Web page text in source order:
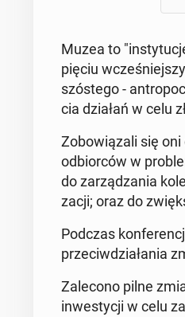
Muzea to
pięciu
szó­ste­go -
cia działań w celu
Zo­bo­wią­za­li się
od­bior­ców w
do za­rzą­dza­nia
za­cji; oraz do
Podczas
prze­ciw­dzia­ła­nia
Za­le­co­no pilne
in­we­sty­cji w celu